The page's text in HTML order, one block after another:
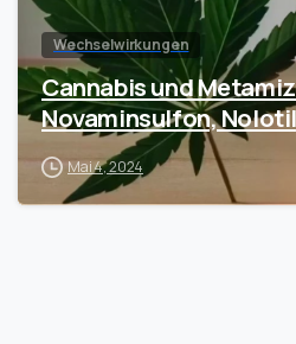
Wechselwirkungen
Cannabis und
Novaminsulfon,
Mai 4, 2024